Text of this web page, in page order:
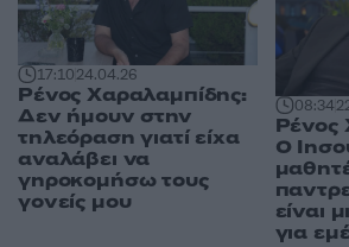
17:1024.04.26
Ρένος Χαραλαμπίδης:
Δεν ήμουν στην
τηλεόραση γιατί είχα
αναλάβει να
γηροκομήσω τους
γονείς μου
08:34
Ρένος
Ο
είναι
για